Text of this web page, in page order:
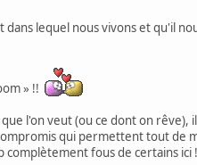
lequel nous vivons et qu'il
» !!
l'on veut (ou ce dont on
qui permettent tout de
complètement fous de certains ici !